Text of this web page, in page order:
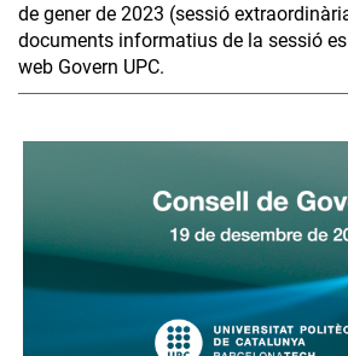
de gener de 2023 (sessió
documents informatius de la sessió
web Govern UPC.